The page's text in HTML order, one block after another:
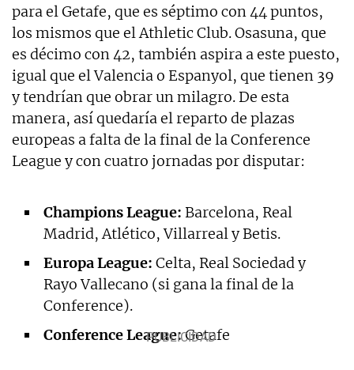
para el Getafe, que es séptimo con 44 puntos,
los mismos que el Athletic Club. Osasuna, que
es décimo con 42, también aspira a este puesto,
igual que el Valencia o Espanyol, que tienen 39
y tendrían que obrar un milagro. De esta
manera, así quedaría el reparto de plazas
europeas a falta de la final de la Conference
League y con cuatro jornadas por disputar:
Champions League: Barcelona, Real
Madrid, Atlético, Villarreal y Betis.
Europa League: Celta, Real Sociedad y
Rayo Vallecano (si gana la final de la
Conference).
Conference League:Getafe